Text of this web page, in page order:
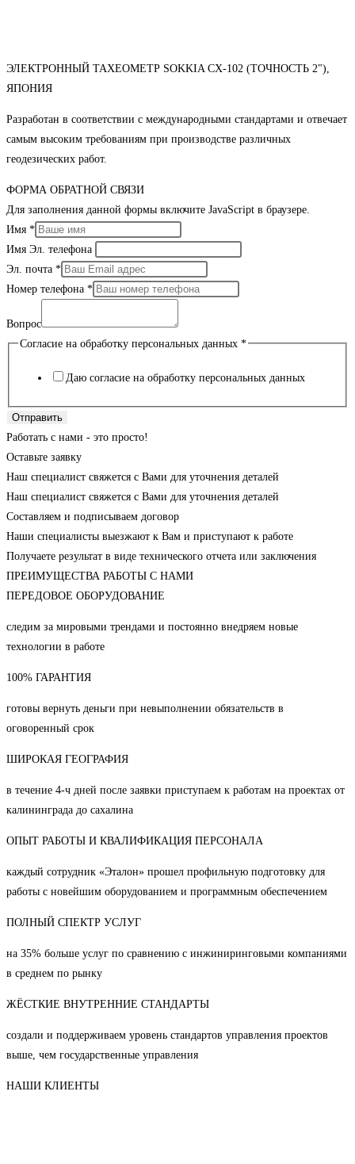
ЭЛЕКТРОННЫЙ ТАХЕОМЕТР SOKKIA CX-102 (ТОЧНОСТЬ 2"),
ЯПОНИЯ
Разработан в соответствии с международными стандартами и отвечает
самым высоким требованиям при производстве различных
геодезических работ.
ФОРМА ОБРАТНОЙ СВЯЗИ
Для заполнения данной формы включите JavaScript в браузере.
Имя *
Имя Эл. телефона
Эл. почта *
Номер телефона *
Вопрос
Согласие на обработку персональных данных *
Даю согласие на обработку персональных данных
Отправить
Работать с нами - это просто!
Оставьте заявку
Наш специалист свяжется с Вами для уточнения деталей
Наш специалист свяжется с Вами для уточнения деталей
Составляем и подписываем договор
Наши специалисты выезжают к Вам и приступают к работе
Получаете результат в виде технического отчета или заключения
ПРЕИМУЩЕСТВА РАБОТЫ С НАМИ
ПЕРЕДОВОЕ ОБОРУДОВАНИЕ
следим за мировыми трендами и постоянно внедряем новые
технологии в работе
100% ГАРАНТИЯ
готовы вернуть деньги при невыполнении обязательств в
оговоренный срок
ШИРОКАЯ ГЕОГРАФИЯ
в течение 4-ч дней после заявки приступаем к работам на проектах от
калининграда до сахалина
ОПЫТ РАБОТЫ И КВАЛИФИКАЦИЯ ПЕРСОНАЛА
каждый сотрудник «Эталон» прошел профильную подготовку для
работы с новейшим оборудованием и программным обеспечением
ПОЛНЫЙ СПЕКТР УСЛУГ
на 35% больше услуг по сравнению с инжиниринговыми компаниями
в среднем по рынку
ЖЁСТКИЕ ВНУТРЕННИЕ СТАНДАРТЫ
создали и поддерживаем уровень стандартов управления проектов
выше, чем государственные управления
НАШИ КЛИЕНТЫ